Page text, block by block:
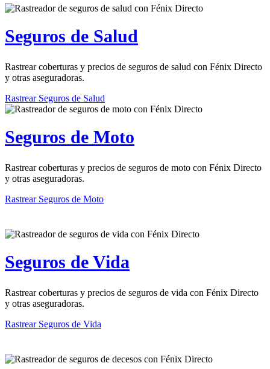
Seguros de Salud
Rastrear coberturas y precios de seguros de salud con Fénix Directo
y otras aseguradoras.
Rastrear Seguros de Salud
Seguros de Moto
Rastrear coberturas y precios de seguros de moto con Fénix Directo
y otras aseguradoras.
Rastrear Seguros de Moto
Seguros de Vida
Rastrear coberturas y precios de seguros de vida con Fénix Directo
y otras aseguradoras.
Rastrear Seguros de Vida